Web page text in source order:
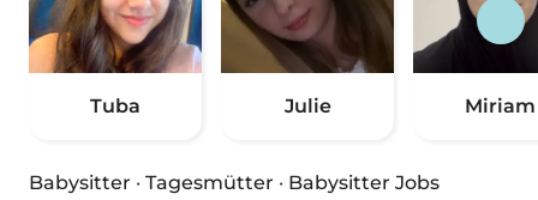
Tuba Julie Miriam
Babysitter · Tagesmütter · Babysitter Jobs